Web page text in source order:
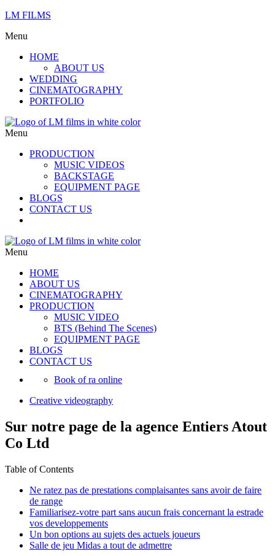
LM FILMS
Menu
HOME
ABOUT US
WEDDING
CINEMATOGRAPHY
PORTFOLIO
Menu
PRODUCTION
MUSIC VIDEOS
BACKSTAGE
EQUIPMENT PAGE
BLOGS
CONTACT US
Menu
HOME
ABOUT US
CINEMATOGRAPHY
PRODUCTION
MUSIC VIDEO
BTS (Behind The Scenes)
EQUIPMENT PAGE
BLOGS
CONTACT US
Book of ra online
Creative videography
Sur notre page de la agence Entiers Atout
Co Ltd
Table of Contents
Ne ratez pas de prestations complaisantes sans avoir de faire
de range
Familiarisez-votre part sans aucun frais concernant la estrade
vos developpements
Un bon options au sujets des actuels joueurs
Salle de jeu Midas a tout de admettre